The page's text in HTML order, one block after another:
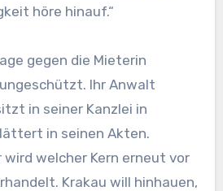
höre hinauf.“
gegen die Mieterin
Ihr Anwalt
in seiner Kanzlei in
in seinen Akten.
welcher Kern erneut vor
Krakau will hinhauen,